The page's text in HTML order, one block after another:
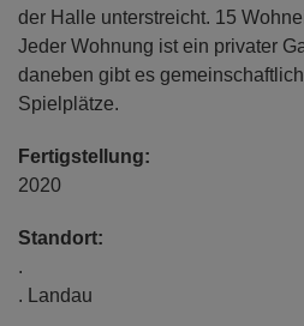
der Halle unterstreicht. 15
Jeder Wohnung ist ein privater
daneben gibt es
Spielplätze.
Fertigstellung:
2020
Standort:
.
. Landau